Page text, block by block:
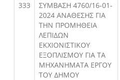
333
ΣΥΜΒΑΣΗ 4760/16-01-
2024 ΑΝΑΘΕΣΗΣ ΓΙΑ
ΤΗΝ ΠΡΟΜΗΘΕΙΑ
ΛΕΠΙΔΩΝ
ΕΚΧΙΟΝΙΣΤΙΚΟΥ
ΕΞΟΠΛΙΣΜΟΥ ΓΙΑ ΤΑ
ΜΗΧΑΝΗΜΑΤΑ ΕΡΓΟΥ
ΤΟΥ ΔΗΜΟΥ